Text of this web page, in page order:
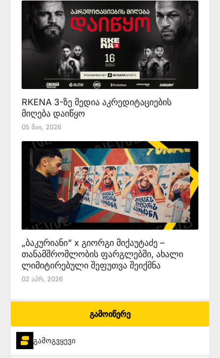
RKENA 3-ზე მედია აკრედიტაციების
მიღება დაიწყო
05 Მაი, 2026
„ბაკურიანი“ x გიორგი მიქაუტაძე –
თანამშრომლობის ფარგლებში, ახალი
ლიმიტირებული შეფუთვა შეიქმნა
02 Აპრ, 2026
გამოიწერე
გამოგვყევი